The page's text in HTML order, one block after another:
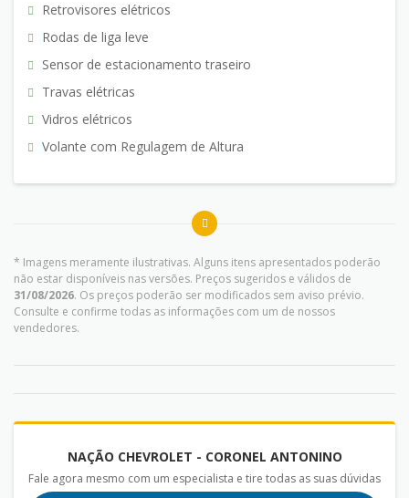
Retrovisores elétricos
Rodas de liga leve
Sensor de estacionamento traseiro
Travas elétricas
Vidros elétricos
Volante com Regulagem de Altura
* Imagens meramente ilustrativas. Alguns itens apresentados poderão
não estar disponíveis nas versões. Preços sugeridos e válidos de
31/08/2026. Os preços poderão ser modificados sem aviso prévio.
Consulte e confirme todas as informações com um de nossos
vendedores.
NAÇÃO CHEVROLET - CORONEL ANTONINO
Fale agora mesmo com um especialista e tire todas as suas dúvidas